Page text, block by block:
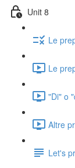
Unit 8
Le
Le
"Di" o
Altre
Let's